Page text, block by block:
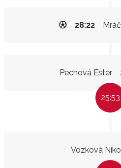
28:22
Pechová Ester
25:53
Vozková